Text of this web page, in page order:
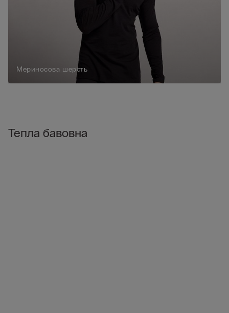
Мериносова шерсть
Тепла бавовна